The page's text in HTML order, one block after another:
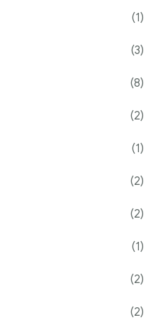
(1)
(3)
(8)
(2)
(1)
(2)
(2)
(1)
(2)
(2)